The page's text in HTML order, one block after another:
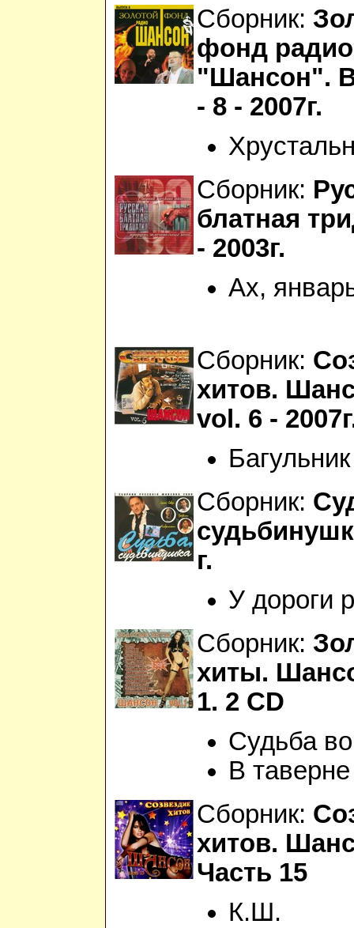
Сборник:
фонд радио
"Шансон".
- 8 - 2007г.
Сборник:
блатная
- 2003г.
Ах,
Сборник:
хитов.
vol. 6 -
Багульник
Сборник:
г.
У дороги
Сборник:
хиты.
1. 2 CD
Судьба
В таверне
Сборник:
хитов.
Часть 15
К.Ш.